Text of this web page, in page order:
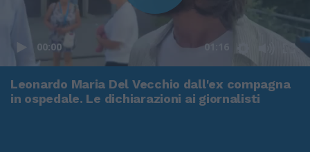
00:00 01:16
Leonardo Maria Del Vecchio dall'ex compagna
in ospedale. Le dichiarazioni ai giornalisti